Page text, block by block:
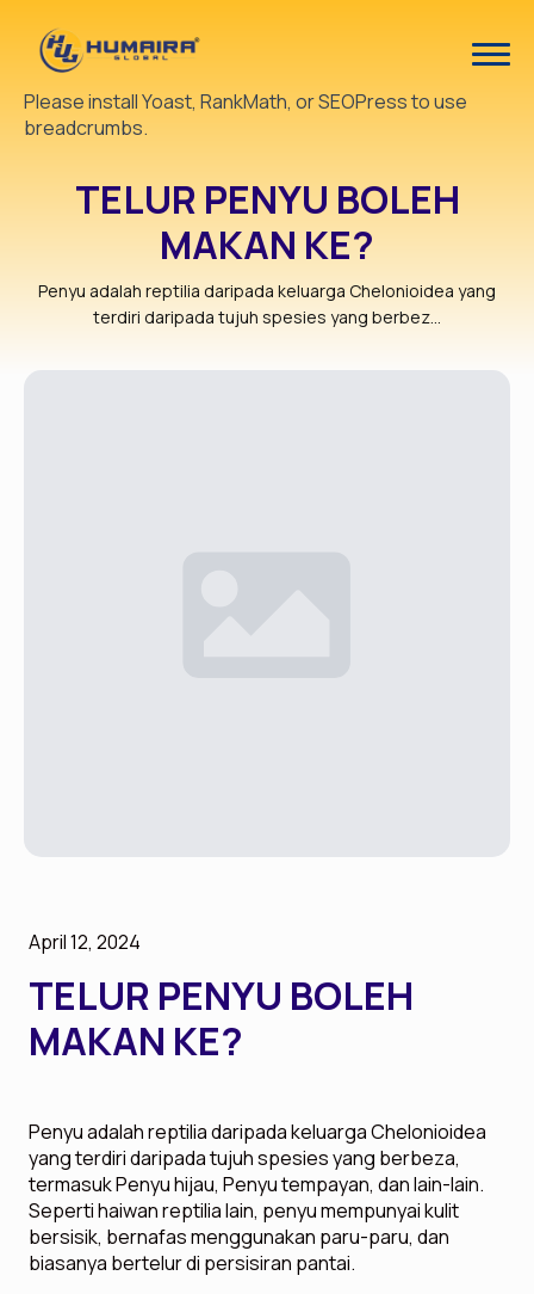
Please install Yoast, RankMath, or SEOPress to use
breadcrumbs.
TELUR PENYU BOLEH
MAKAN KE?
Penyu adalah reptilia daripada keluarga Chelonioidea yang
terdiri daripada tujuh spesies yang berbez...
April 12, 2024
TELUR PENYU BOLEH
MAKAN KE?
Penyu adalah reptilia daripada keluarga Chelonioidea
yang terdiri daripada tujuh spesies yang berbeza,
termasuk Penyu hijau, Penyu tempayan, dan lain-lain.
Seperti haiwan reptilia lain, penyu mempunyai kulit
bersisik, bernafas menggunakan paru-paru, dan
biasanya bertelur di persisiran pantai.